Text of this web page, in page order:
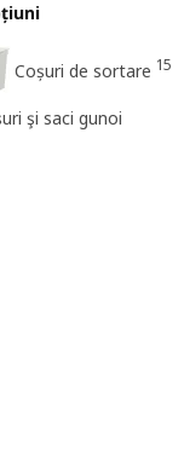
Coșuri de sortare 15
şi saci gunoi